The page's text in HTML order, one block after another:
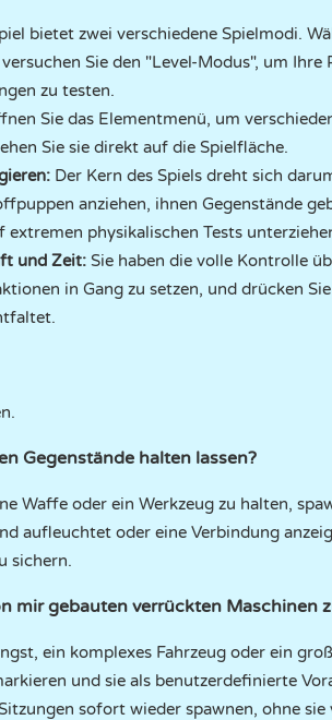
bietet zwei verschiedene Spielmodi.
Sie den "Level-Modus", um
zu testen.
Sie das Elementmenü, um
Sie sie direkt auf die Spielfläche.
Der Kern des Spiels dreht sich
anziehen, ihnen Gegenstände
extremen physikalischen Tests
und Zeit: Sie haben die volle Kontrolle
in Gang zu setzen, und drücken
Gegenstände halten lassen?
Waffe oder ein Werkzeug zu halten,
aufleuchtet oder eine Verbindung
sichern.
mir gebauten verrückten Maschinen
ein komplexes Fahrzeug oder ein
und sie als benutzerdefinierte
sofort wieder spawnen, ohne sie